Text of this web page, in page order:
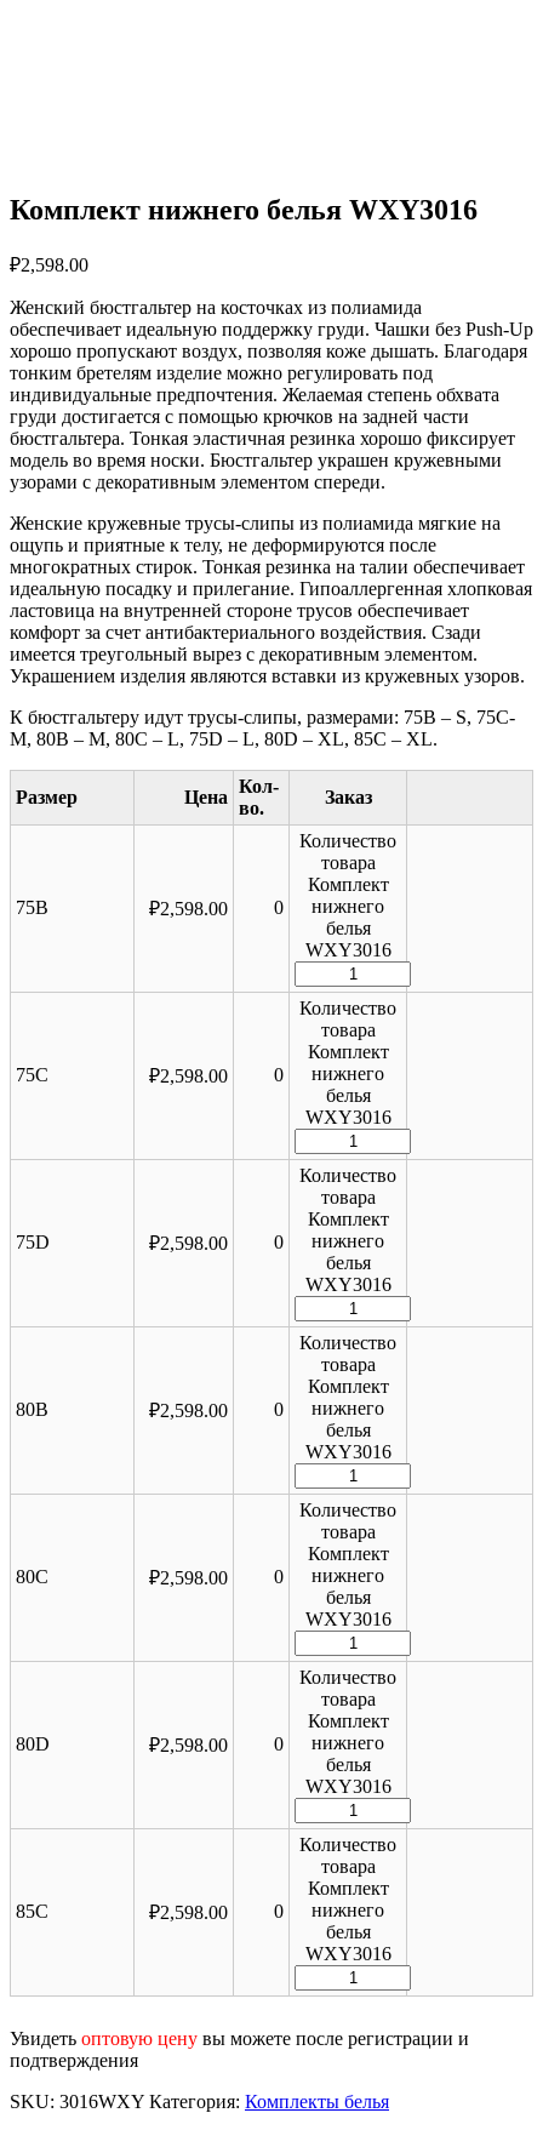
Комплект нижнего белья WXY3016
₽2,598.00
Женский бюстгальтер на косточках из полиамида
обеспечивает идеальную поддержку груди. Чашки без Push-Up
хорошо пропускают воздух, позволяя коже дышать. Благодаря
тонким бретелям изделие можно регулировать под
индивидуальные предпочтения. Желаемая степень обхвата
груди достигается с помощью крючков на задней части
бюстгальтера. Тонкая эластичная резинка хорошо фиксирует
модель во время носки. Бюстгальтер украшен кружевными
узорами с декоративным элементом спереди.
Женские кружевные трусы-слипы из полиамида мягкие на
ощупь и приятные к телу, не деформируются после
многократных стирок. Тонкая резинка на талии обеспечивает
идеальную посадку и прилегание. Гипоаллергенная хлопковая
ластовица на внутренней стороне трусов обеспечивает
комфорт за счет антибактериального воздействия. Сзади
имеется треугольный вырез с декоративным элементом.
Украшением изделия являются вставки из кружевных узоров.
К бюстгальтеру идут трусы-слипы, размерами: 75B – S, 75C-
M, 80B – M, 80C – L, 75D – L, 80D – XL, 85C – XL.
Размер Цена
75B ₽2,598.00 0
Количество
товара
Комплект
нижнего
белья
WXY3016
75C ₽2,598.00 0
Количество
товара
Комплект
нижнего
белья
WXY3016
75D ₽2,598.00 0
Количество
товара
Комплект
нижнего
белья
WXY3016
80B ₽2,598.00 0
Количество
товара
Комплект
нижнего
белья
WXY3016
80C ₽2,598.00 0
Количество
товара
Комплект
нижнего
белья
WXY3016
80D ₽2,598.00 0
Количество
товара
Комплект
нижнего
белья
WXY3016
85C ₽2,598.00 0
Количество
товара
Комплект
нижнего
белья
WXY3016
Увидеть оптовую цену вы можете после регистрации и
подтверждения
SKU: 3016WXY Категория: Комплекты белья